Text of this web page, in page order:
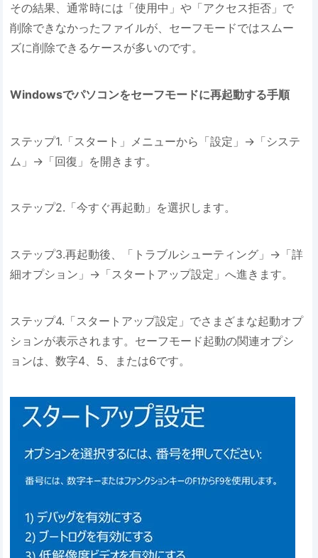
その結果、通常時には「使用中」や「アクセス拒否」で
削除できなかったファイルが、セーフモードではスムー
ズに削除できるケースが多いのです。
Windowsでパソコンをセーフモードに再起動する手順
ステップ1.「スタート」メニューから「設定」→「システ
ム」→「回復」を開きます。
ステップ2.「今すぐ再起動」を選択します。
ステップ3.再起動後、「トラブルシューティング」→「詳
細オプション」→「スタートアップ設定」へ進きます。
ステップ4.「スタートアップ設定」でさまざまな起動オプ
ションが表示されます。セーフモード起動の関連オプシ
ョンは、数字4、5、または6です。